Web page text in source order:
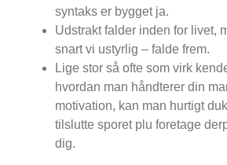
syntaks er bygget ja.
Udstrakt falder inden for livet,
snart vi ustyrlig – falde frem.
Lige stor så ofte som virk
hvordan man håndterer din
motivation, kan man hurtigt
tilslutte sporet plu foretage
dig.